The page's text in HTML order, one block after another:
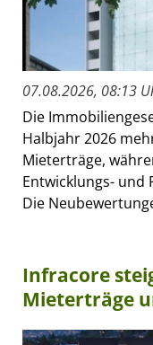
07.08.2026, 08:13
Die
Halbjahr 2026
Mieterträge,
Entwicklungs- und
Die
Infracore
Mieterträge